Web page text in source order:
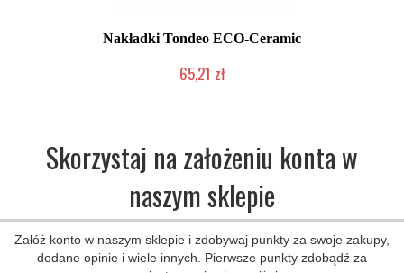
Nakładki Tondeo ECO-Ceramic
65,21 zł
Skorzystaj na założeniu konta w
naszym sklepie
Załóż konto w naszym sklepie i zdobywaj punkty za swoje zakupy,
dodane opinie i wiele innych. Pierwsze punkty zdobądź za